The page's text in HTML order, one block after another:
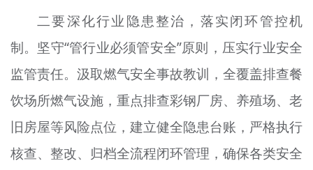
二要深化行业隐患整治，落实闭环管控机
制。坚守“管行业必须管安全”原则，压实行业安全
监管责任。汲取燃气安全事故教训，全覆盖排查餐
饮场所燃气设施，重点排查彩钢厂房、养殖场、老
旧房屋等风险点位，建立健全隐患台账，严格执行
核查、整改、归档全流程闭环管理，确保各类安全